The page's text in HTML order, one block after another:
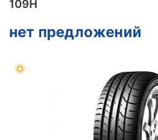
109H
нет предложений